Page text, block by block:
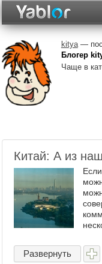
kitya—
Блогер
Чаще в
Китай: А из
Развернуть